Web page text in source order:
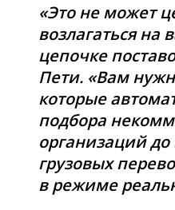
«Это не может
возлагаться на
цепочке
Пети. «Вам
которые
подбора
организаций
грузовых
в режиме